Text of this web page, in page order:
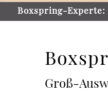
Boxspring-Experte:
Groß-